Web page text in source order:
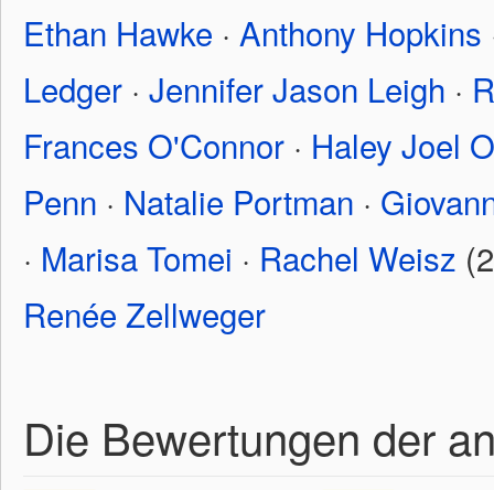
Ethan Hawke · Anthony Hopkins
Ledger · Jennifer Jason Leigh ·
Frances O'Connor · Haley Joel
Penn · Natalie Portman ·
· Marisa Tomei · Rachel Weisz
Renée Zellweger
Die Bewertungen der